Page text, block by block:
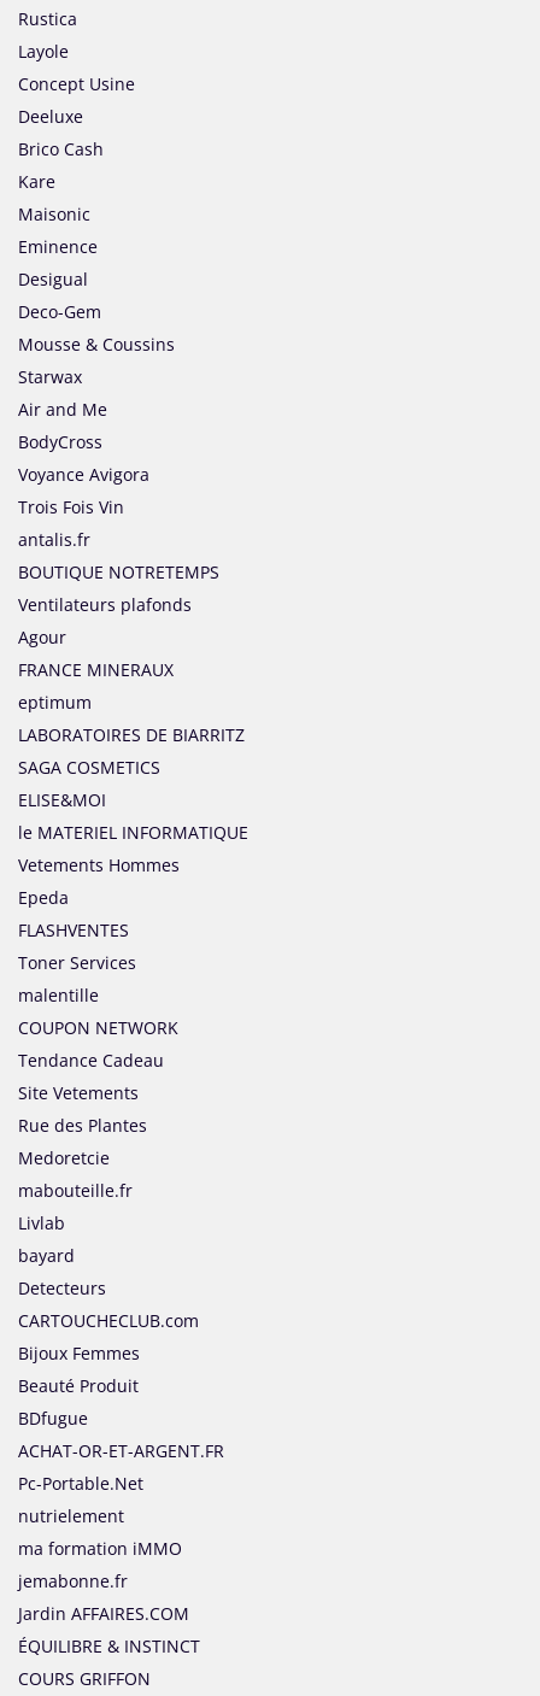
Rustica
Layole
Concept Usine
Deeluxe
Brico Cash
Kare
Maisonic
Eminence
Desigual
Deco-Gem
Mousse & Coussins
Starwax
Air and Me
BodyCross
Voyance Avigora
Trois Fois Vin
antalis.fr
BOUTIQUE NOTRETEMPS
Ventilateurs plafonds
Agour
FRANCE MINERAUX
eptimum
LABORATOIRES DE BIARRITZ
SAGA COSMETICS
ELISE&MOI
le MATERIEL INFORMATIQUE
Vetements Hommes
Epeda
FLASHVENTES
Toner Services
malentille
COUPON NETWORK
Tendance Cadeau
Site Vetements
Rue des Plantes
Medoretcie
mabouteille.fr
Livlab
bayard
Detecteurs
CARTOUCHECLUB.com
Bijoux Femmes
Beauté Produit
BDfugue
ACHAT-OR-ET-ARGENT.FR
Pc-Portable.Net
nutrielement
ma formation iMMO
jemabonne.fr
Jardin AFFAIRES.COM
ÉQUILIBRE & INSTINCT
COURS GRIFFON